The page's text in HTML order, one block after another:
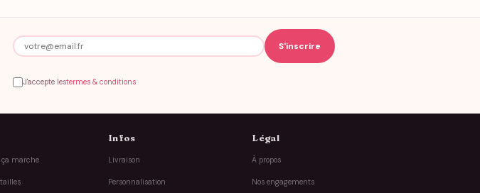
J'accepte lestermes & conditions
marche
Infos
Livraison
Personnalisation
Légal
À propos
Nos engagements